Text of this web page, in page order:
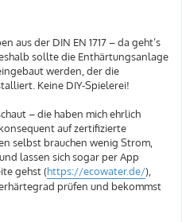
aus der DIN EN 1717 – da geht’s
sollte die Enthärtungsanlage
werden, der die
Keine DIY-Spielerei!
– die haben mich ehrlich
auf zertifizierte
selbst brauchen wenig Strom,
lassen sich sogar per App
gehst (https://ecowater.de/),
prüfen und bekommst